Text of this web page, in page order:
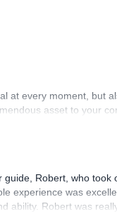
at every moment, but
asset to your
Robert, who
experience was
ability. Robert was